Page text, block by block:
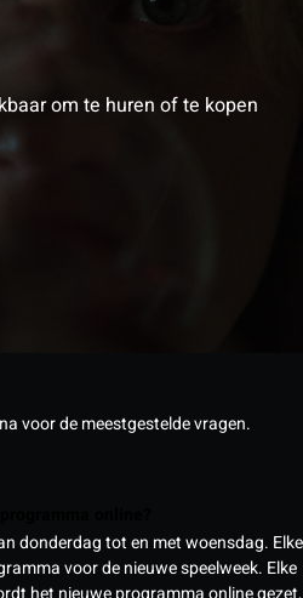
om te huren of te kopen
voor de meestgestelde vragen.
donderdag tot en met woensdag. Elke
voor de nieuwe speelweek. Elke